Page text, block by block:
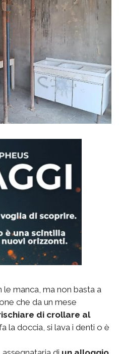
le manca, ma non basta a
che da un mese
di crollare al
la doccia, si lava i denti o è